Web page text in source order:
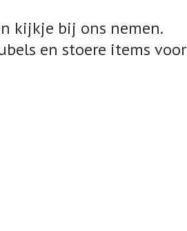
kijkje bij ons nemen.
en stoere items voor